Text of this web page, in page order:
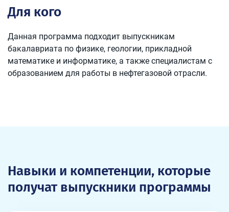
Для кого
Данная программа подходит выпускникам
бакалавриата по физике, геологии, прикладной
математике и информатике, а также специалистам с
образованием для работы в нефтегазовой отрасли.
Навыки и компетенции, которые
получат выпускники программы